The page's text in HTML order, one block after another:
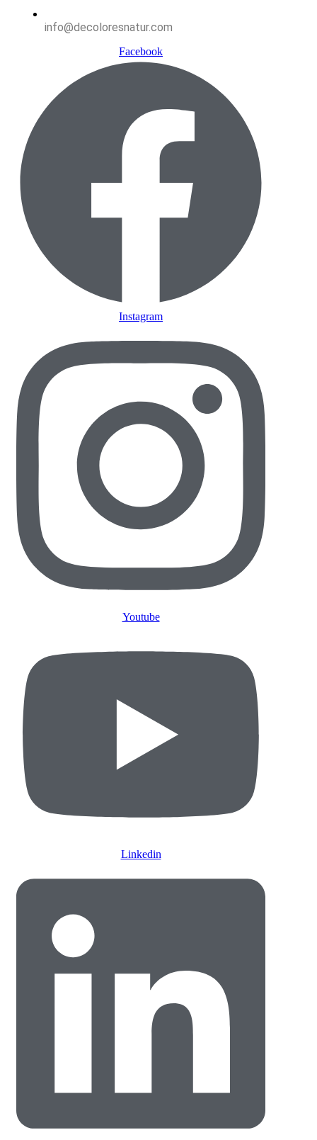
info@decoloresnatur.com
Facebook
Instagram
Youtube
Linkedin